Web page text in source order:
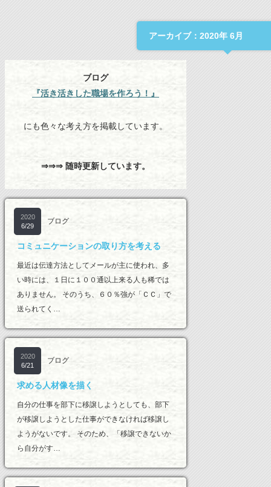
アーカイブ：2020年 6月
ブログ
『活き活きした職場を作ろう！』
にも色々な考え方を掲載しています。
⇒⇒⇒ 随時更新しています。
2020
6/29
ブログ
コミュニケーションの取り方を考える
最近は伝達方法としてメールが主に使われ、多
い時には、１日に１００通以上来る人も稀では
ありません。 そのうち、６０％強が「ＣＣ」で
送られてく…
2020
6/21
ブログ
求める人材像を描く
自分の仕事を部下に移譲しようとしても、部下
が移譲しようとした仕事ができなければ移譲し
ようがないです。 そのため、「移譲できないか
ら自分がす…